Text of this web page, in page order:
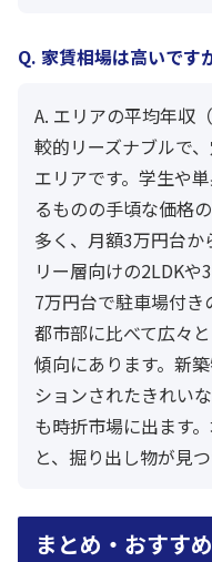
Q. 家賃相場は高いです
A. エリアの平均年収
較的リーズナブルで
エリアです。学生や
るものの手頃な価格
多く、月額3万円台か
リー層向けの2LDKや
7万円台で駐車場付き
都市部に比べて広々
傾向にあります。新
ションされたきれい
も時折市場に出ます
と、掘り出し物が見
まとめ・おすす